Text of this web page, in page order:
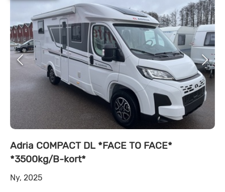
Adria COMPACT DL *FACE TO FACE*
*3500kg/B-kort*
Ny, 2025